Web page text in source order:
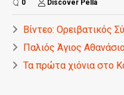
0 Discover Pella
Βίντεο: Ορειβατικός
Παλιός Άγιος
Τα πρώτα χιόνια στο